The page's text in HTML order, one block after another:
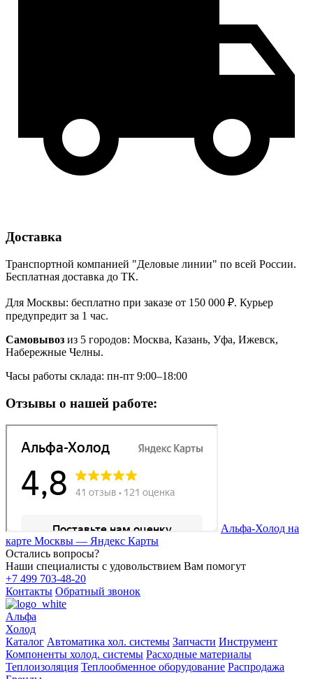
Доставка
Транспортной компанией "Деловые линии" по всей России.
Бесплатная доставка до ТК.
Для Москвы: бесплатно при заказе от 150 000 ₽. Курьер
предупредит за 1 час.
Самовывоз из 5 городов: Москва, Казань, Уфа, Ижевск,
Набережные Челны.
Часы работы склада: пн-пт 9:00–18:00
Отзывы о нашей работе:
Альфа-Холод на
карте Москвы — Яндекс Карты
Остались вопросы?
Наши специалисты с удовольствием Вам помогут
+7 499 703-48-20
Контакты Обратный звонок
Альфа
Холод
Каталог Автоматика хол. системы Запчасти Инструмент
Компоненты холод. системы Расходные материалы
Теплоизоляция Теплообменное оборудование Распродажа